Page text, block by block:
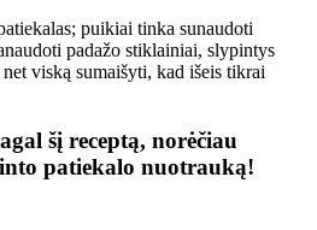
puikiai tinka sunaudoti
padažo stiklainiai, slypintys
viską sumaišyti, kad išeis tikrai
šį receptą, norėčiau
patiekalo nuotrauką!